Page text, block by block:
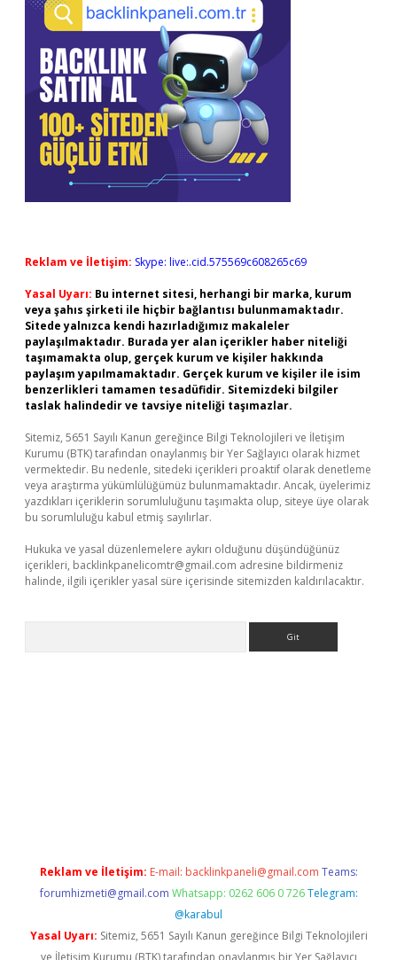
Reklam ve İletişim: Skype: live:.cid.575569c608265c69
Yasal Uyarı: Bu internet sitesi, herhangi bir marka, kurum
veya şahıs şirketi ile hiçbir bağlantısı bulunmamaktadır.
Sitede yalnızca kendi hazırladığımız makaleler
paylaşılmaktadır. Burada yer alan içerikler haber niteliği
taşımamakta olup, gerçek kurum ve kişiler hakkında
paylaşım yapılmamaktadır. Gerçek kurum ve kişiler ile isim
benzerlikleri tamamen tesadüfidir. Sitemizdeki bilgiler
taslak halindedir ve tavsiye niteliği taşımazlar.
Sitemiz, 5651 Sayılı Kanun gereğince Bilgi Teknolojileri ve İletişim
Kurumu (BTK) tarafından onaylanmış bir Yer Sağlayıcı olarak hizmet
vermektedir. Bu nedenle, sitedeki içerikleri proaktif olarak denetleme
veya araştırma yükümlülüğümüz bulunmamaktadır. Ancak, üyelerimiz
yazdıkları içeriklerin sorumluluğunu taşımakta olup, siteye üye olarak
bu sorumluluğu kabul etmiş sayılırlar.
Hukuka ve yasal düzenlemelere aykırı olduğunu düşündüğünüz
içerikleri, backlinkpanelicomtr@gmail.com adresine bildirmeniz
halinde, ilgili içerikler yasal süre içerisinde sitemizden kaldırılacaktır.
Reklam ve İletişim: E-mail: backlinkpaneli@gmail.com Teams:
forumhizmeti@gmail.com Whatsapp: 0262 606 0 726 Telegram:
@karabul
Yasal Uyarı: Sitemiz, 5651 Sayılı Kanun gereğince Bilgi Teknolojileri
ve İletişim Kurumu (BTK) tarafından onaylanmış bir Yer Sağlayıcı